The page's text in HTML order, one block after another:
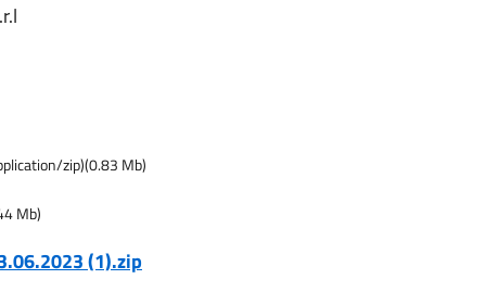
zip)(0.83 Mb)
Mb)
(1).zip